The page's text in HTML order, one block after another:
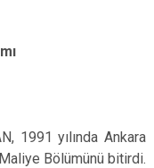
1991 yılında Ankara
Bölümünü bitirdi.